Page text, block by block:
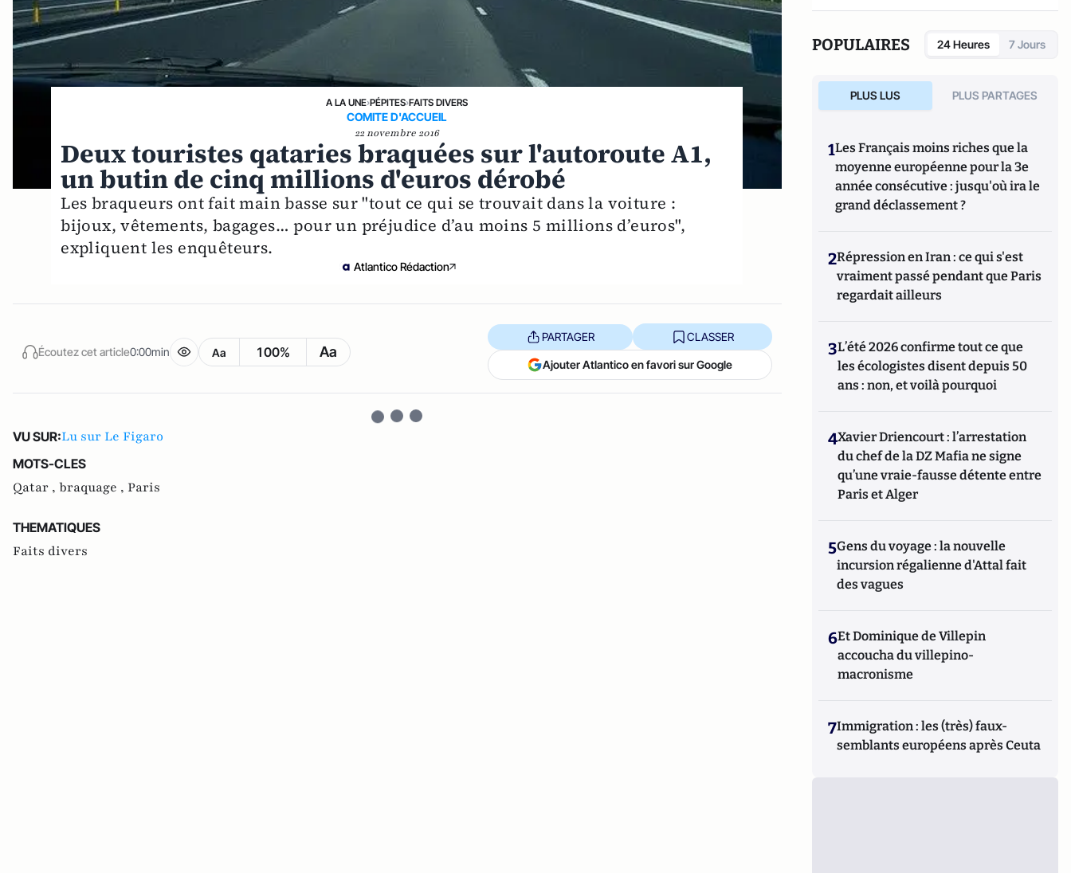
A LA UNE›PÉPITES›FAITS DIVERS
COMITE D'ACCUEIL
22 novembre 2016
Deux touristes qataries braquées sur l'autoroute A1,
un butin de cinq millions d'euros dérobé
Les braqueurs ont fait main basse sur "tout ce qui se trouvait dans la voiture :
bijoux, vêtements, bagages… pour un préjudice d’au moins 5 millions d’euros",
expliquent les enquêteurs.
Atlantico Rédaction
Écoutez cet article0:00min Aa 100% Aa
PARTAGER CLASSER
Ajouter Atlantico en favori sur Google
VU SUR:Lu sur Le Figaro
MOTS-CLES
Qatar , braquage , Paris
THEMATIQUES
Faits divers
POPULAIRES 24 Heures 7 Jours
PLUS LUS PLUS PARTAGES
1Les Français moins riches que la
moyenne européenne pour la 3e
année consécutive : jusqu'où ira le
grand déclassement ?
2Répression en Iran : ce qui s'est
vraiment passé pendant que Paris
regardait ailleurs
3L’été 2026 confirme tout ce que
les écologistes disent depuis 50
ans : non, et voilà pourquoi
4Xavier Driencourt : l’arrestation
du chef de la DZ Mafia ne signe
qu’une vraie-fausse détente entre
Paris et Alger
5Gens du voyage : la nouvelle
incursion régalienne d'Attal fait
des vagues
6Et Dominique de Villepin
accoucha du villepino-
macronisme
7Immigration : les (très) faux-
semblants européens après Ceuta